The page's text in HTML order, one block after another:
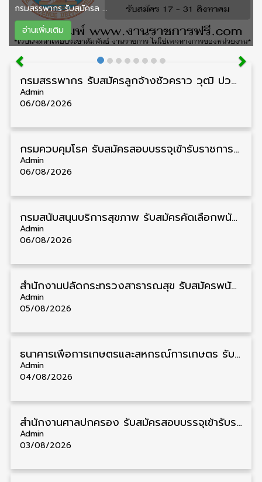
กรมสรรพากร รับสมัครล ...
อ่านเพิ่มเติม
กรมสรรพากร รับสมัครลูกจ้างชั่วคราว วุฒิ ปวช./ป.ตรี 138 อัตรา รับสมัคร 17 – 31 สิงหาคม
Admin
06/08/2026
กรมควบคุมโรค รับสมัครสอบบรรจุเข้ารับราชการ วุฒิ ปวส./ป.ตรี 17 อัตรา รับสมัคร 17 สิงหาคม – 4 กันยายน
Admin
06/08/2026
กรมสนับสนุนบริการสุขภาพ รับสมัครคัดเลือกพนักงานราชการ วุฒิ ปวส./ป.ตรี 13 อัตรา รับสมัคร 11 – 20 สิงหาคม
Admin
06/08/2026
สำนักงานปลัดกระทรวงสาธารณสุข รับสมัครพนักงานราชการรูปแบบพิเศษ วุฒิ ปวส./ป.ตรี 102 อัตรา รับสมัคร 17 – 28 สิงหาคม
Admin
05/08/2026
ธนาคารเพื่อการเกษตรและสหกรณ์การเกษตร รับสมัครบุคคลเพื่อเป็นผู้ช่วยพนักงาน วุฒิ ป.ตรี 5 อัตรา รับสมัคร 4 – 14 สิงหาคม
Admin
04/08/2026
สํานักงานศาลปกครอง รับสมัครสอบบรรจุเข้ารับราชการ วุฒิ ป.ตรี 72 อัตรา รับสมัคร 31 สิงหาคม – 18 กันยายน
Admin
03/08/2026